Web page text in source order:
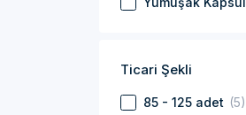
Ticari Şekli
85 - 125 adet (5)